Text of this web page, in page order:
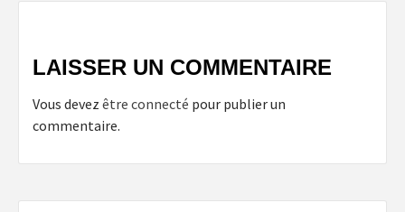
LAISSER UN COMMENTAIRE
Vous devez être connecté pour publier un
commentaire.